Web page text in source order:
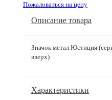
Пожаловаться на цену
Описание товара
Значок метал Юстиция
вверх)
Характеристики